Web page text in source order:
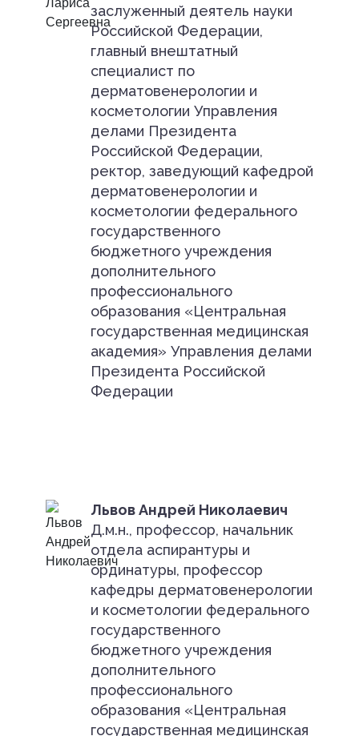
заслуженный деятель науки
Российской Федерации,
главный внештатный
специалист по
дерматовенерологии и
косметологии Управления
делами Президента
Российской Федерации,
ректор, заведующий кафедрой
дерматовенерологии и
косметологии федерального
государственного
бюджетного учреждения
дополнительного
профессионального
образования «Центральная
государственная медицинская
академия» Управления делами
Президента Российской
Федерации
Львов Андрей Николаевич
Д.м.н., профессор, начальник
отдела аспирантуры и
ординатуры, профессор
кафедры дерматовенерологии
и косметологии федерального
государственного
бюджетного учреждения
дополнительного
профессионального
образования «Центральная
государственная медицинская